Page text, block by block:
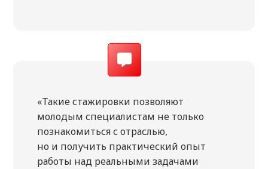
«Такие стажировки позволяют
молодым специалистам не только
познакомиться с отраслью,
но и получить практический опыт
работы над реальными задачами